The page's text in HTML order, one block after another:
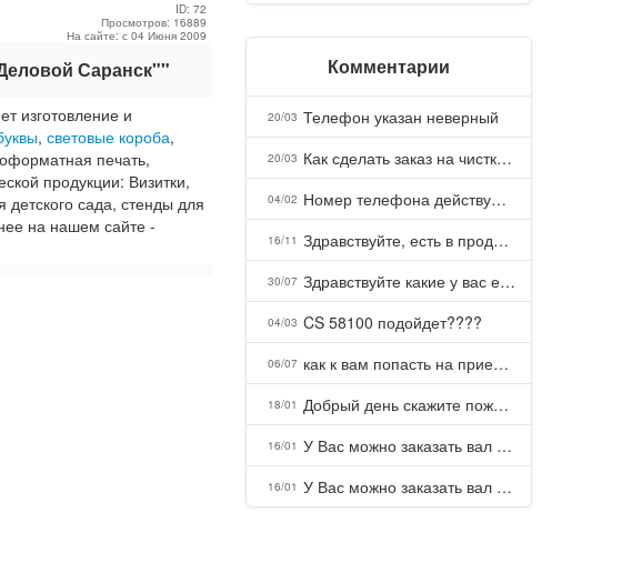
ID: 72
Просмотров: 16889
На сайте: с 04 Июня 2009
Саранск""
изготовление и
, световые короба,
печать,
продукции: Визитки,
сада, стенды для
на нашем сайте -
Комментарии
20/03 Телефон указан неверный
20/03 Как сделать заказ на чистку пуховых подушек?
04/02 Номер телефона действующий можно узнать почему номер неправельный
16/11 Здравствуйте, есть в продаже? Есть доставка до Казани?
30/07 Здравствуйте какие у вас есть курсы и какая цена, ?
04/03 CS 58100 подойдет????
06/07 как к вам попасть на прием? Или дозвониться, трубку не берете.
18/01 Добрый день скажите пожалуйста как можно с вами связаться . Телефон не отвечает .Заказала кухню в тц Хороший есть претензии а менеджер контактов не дает .Что делать?
16/01 У Вас можно заказать вал шлицевой от косилки заря для мтз, который соединяет мотоблок с косилкой.?
16/01 У Вас можно заказать вал шлицевой от косилки заря для мтз, который соединяет мотоблок с косилкой.?